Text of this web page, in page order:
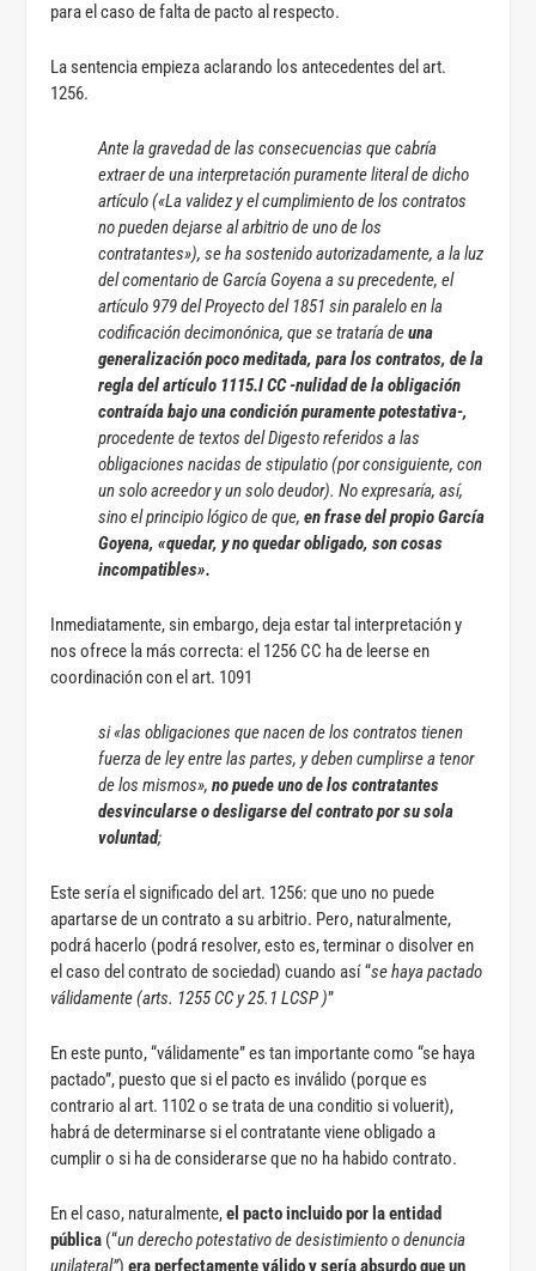
para el caso de falta de pacto al respecto.
La sentencia empieza aclarando los antecedentes del art.
1256.
Ante la gravedad de las consecuencias que cabría
extraer de una interpretación puramente literal de dicho
artículo («La validez y el cumplimiento de los contratos
no pueden dejarse al arbitrio de uno de los
contratantes»), se ha sostenido autorizadamente, a la luz
del comentario de García Goyena a su precedente, el
artículo 979 del Proyecto del 1851 sin paralelo en la
codificación decimonónica, que se trataría deuna
generalización poco meditada, para los contratos, de la
regla del artículo 1115.I CC -nulidad de la obligación
contraída bajo una condición puramente potestativa-,
procedente de textos del Digesto referidos a las
obligaciones nacidas de stipulatio (por consiguiente, con
un solo acreedor y un solo deudor). No expresaría, así,
sino el principio lógico de que,en frase del propio García
Goyena, «quedar, y no quedar obligado, son cosas
incompatibles».
Inmediatamente, sin embargo, deja estar tal interpretación y
nos ofrece la más correcta: el 1256 CC ha de leerse en
coordinación con el art. 1091
si «las obligaciones que nacen de los contratos tienen
fuerza de ley entre las partes, y deben cumplirse a tenor
de los mismos»,no puede uno de los contratantes
desvincularse o desligarse del contrato por su sola
voluntad;
Este sería el significado del art. 1256: que uno no puede
apartarse de un contrato a su arbitrio. Pero, naturalmente,
podrá hacerlo (podrá resolver, esto es, terminar o disolver en
el caso del contrato de sociedad) cuando así “se haya pactado
válidamente (arts. 1255 CC y 25.1 LCSP )”
En este punto, “válidamente” es tan importante como “se haya
pactado”, puesto que si el pacto es inválido (porque es
contrario al art. 1102 o se trata de una conditio si voluerit),
habrá de determinarse si el contratante viene obligado a
cumplir o si ha de considerarse que no ha habido contrato.
En el caso, naturalmente,el pacto incluido por la entidad
pública (“un derecho potestativo de desistimiento o denuncia
unilateral”)era perfectamente válido y sería absurdo que un